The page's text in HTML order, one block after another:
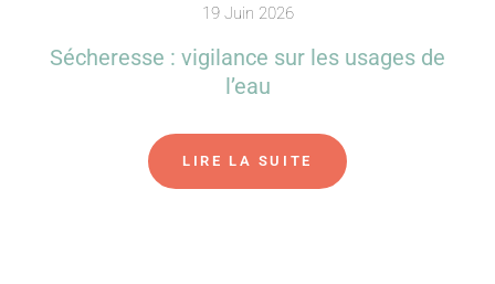
19 Juin 2026
Sécheresse : vigilance sur les usages de
l’eau
LIRE LA SUITE